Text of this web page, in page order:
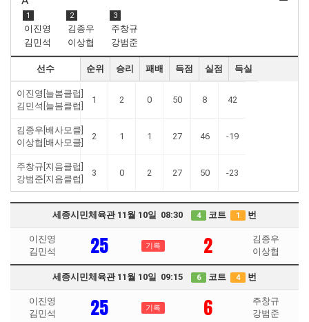
1
이진영
김민석
2
김종우
이상협
3
주창규
강범준
선수 순위 승리 패배 득점 실점 득실
이진영[늘봄클럽]
김민석[늘봄클럽]
1 2 0 50 8 42
김종우[배사모클]
이상협[배사모클]
2 1 1 27 46 -19
주창규[지음클럽]
강범준[지음클럽]
3 0 2 27 50 -23
세종시민체육관 11월 10일 08:30 4 코트 1 번
이진영
김민석
25 기록 2
김종우
이상협
세종시민체육관 11월 10일 09:15 6 코트 4 번
이진영
김민석
25 기록 6
주창규
강범준